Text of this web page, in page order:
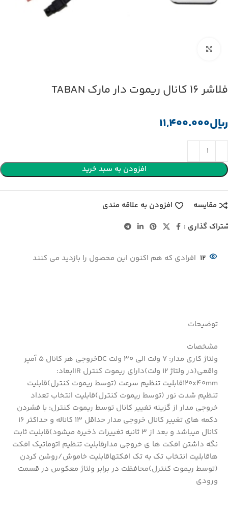
فلاشر 16 کانال ریموت دار مارک TABAN
﷼
افزودن به سبد خرید
مقایسه
افزودن به علاقه مندی
گذاری :
12 افرادی که هم اکنون این محصول را بازدید می کنند
توضیحات
مشخصات
ولتاژ کاری مدار: 7 ولت الی 30 ولت DCخروجی هر کانال 5 آمپر
واقعی(در ولتاژ 12 ولت)دارای ریموت کنترل IRابعاد:
120x40mmقابلیت تنظیم سرعت (توسط ریموت کنترل)قابلیت
تنظیم شدت نور (توسط ریموت کنترل)قابلیت انتخاب تعداد
خروجی مدار از گزینه تغییر کانال توسط ریموت کنترل: با فشردن
دکمه های تغییر کانال خروجی مدار حداقل 13 کاناله و حداکثر 16
کانال میباشد و بعد از 3 ثانیه تغییرات ذخیره میشود)قابلیت ثابت
نگه داشتن افکت ها ی خروجی مدارقابلیت تنظیم اتوماتیک افکت
هاقابلیت انتخاب تک به تک افکتهاقابلیت خاموش/روشن کردن
(توسط ریموت کنترل)محافظت در برابر ولتاژ معکوس در قسمت
ورودی